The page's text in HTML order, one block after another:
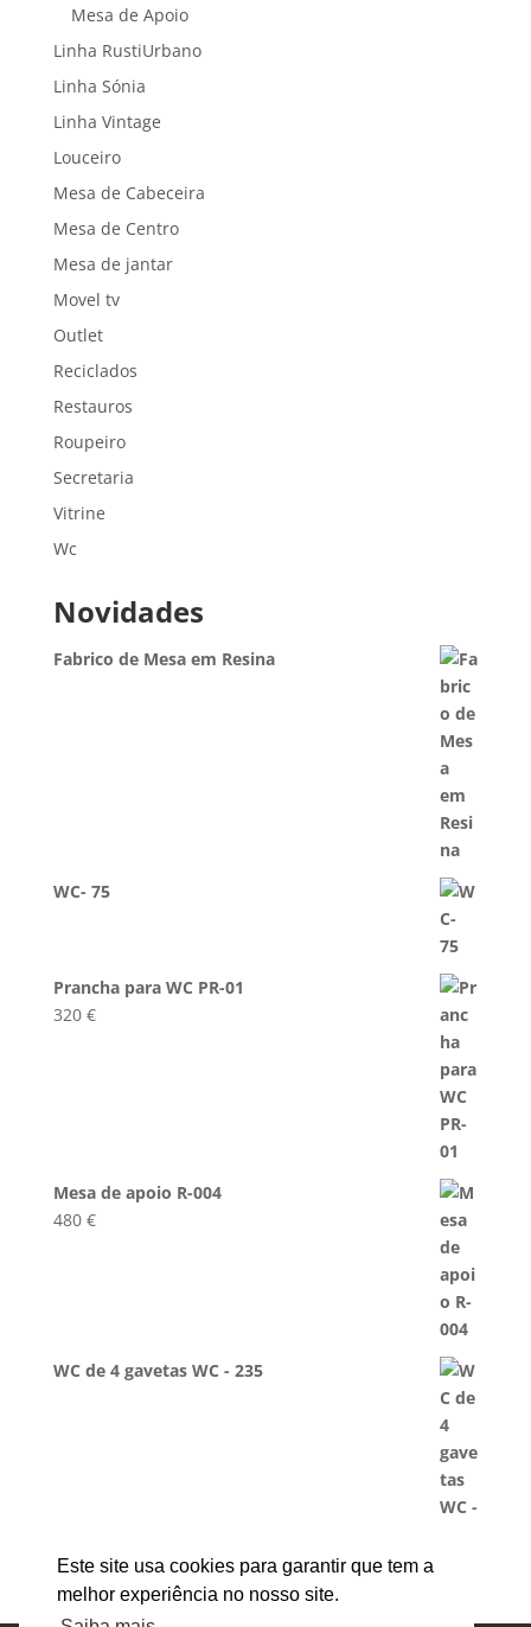
Este site usa cookies para garantir que tem a
melhor experiência no nosso site.
Mesa de Apoio
Linha RustiUrbano
Linha Sónia
Linha Vintage
Louceiro
Mesa de Cabeceira
Mesa de Centro
Mesa de jantar
Movel tv
Outlet
Reciclados
Restauros
Roupeiro
Secretaria
Vitrine
Wc
Novidades
Fabrico de Mesa em Resina
WC- 75
Prancha para WC PR-01
320 €
Mesa de apoio R-004
480 €
WC de 4 gavetas WC - 235